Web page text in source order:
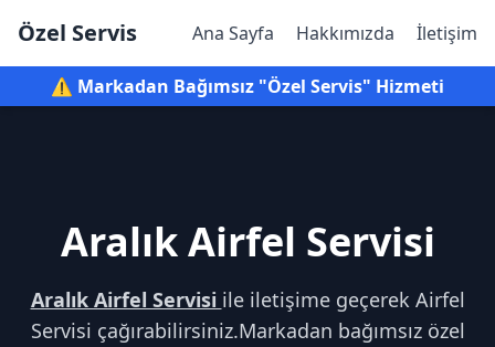
Özel Servis Ana Sayfa Hakkımızda İletişim
⚠️ Markadan Bağımsız "Özel Servis" Hizmeti
Aralık Airfel Servisi
Aralık Airfel Servisi ile iletişime geçerek Airfel
Servisi çağırabilirsiniz.Markadan bağımsız özel